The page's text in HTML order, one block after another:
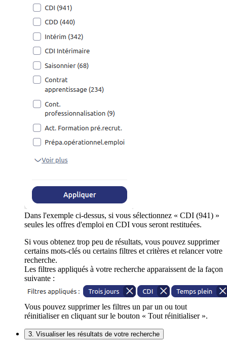
Dans l'exemple ci-dessus, si vous sélectionnez « CDI (941) »
seules les offres d'emploi en CDI vous seront restituées.
Si vous obtenez trop peu de résultats, vous pouvez supprimer
certains mots-clés ou certains filtres et critères et relancer votre
recherche.
Les filtres appliqués à votre recherche apparaissent de la façon
suivante :
Vous pouvez supprimer les filtres un par un ou tout
réinitialiser en cliquant sur le bouton « Tout réinitialiser ».
3. Visualiser les résultats de votre recherche